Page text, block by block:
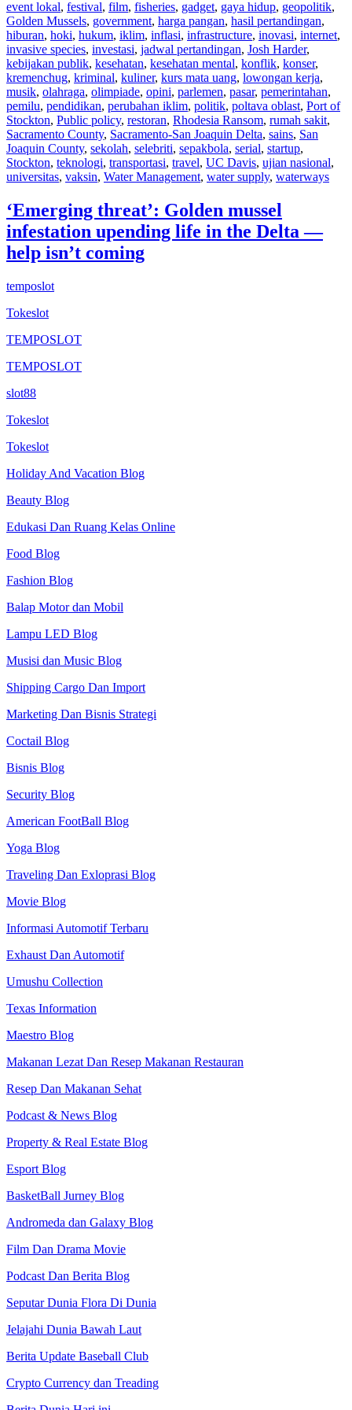
event lokal, festival, film, fisheries, gadget, gaya hidup, geopolitik,
Golden Mussels, government, harga pangan, hasil pertandingan,
hiburan, hoki, hukum, iklim, inflasi, infrastructure, inovasi, internet,
invasive species, investasi, jadwal pertandingan, Josh Harder,
kebijakan publik, kesehatan, kesehatan mental, konflik, konser,
kremenchug, kriminal, kuliner, kurs mata uang, lowongan kerja,
musik, olahraga, olimpiade, opini, parlemen, pasar, pemerintahan,
pemilu, pendidikan, perubahan iklim, politik, poltava oblast, Port of
Stockton, Public policy, restoran, Rhodesia Ransom, rumah sakit,
Sacramento County, Sacramento-San Joaquin Delta, sains, San
Joaquin County, sekolah, selebriti, sepakbola, serial, startup,
Stockton, teknologi, transportasi, travel, UC Davis, ujian nasional,
universitas, vaksin, Water Management, water supply, waterways
‘Emerging threat’: Golden mussel
infestation upending life in the Delta —
help isn’t coming
temposlot
Tokeslot
TEMPOSLOT
TEMPOSLOT
slot88
Tokeslot
Tokeslot
Holiday And Vacation Blog
Beauty Blog
Edukasi Dan Ruang Kelas Online
Food Blog
Fashion Blog
Balap Motor dan Mobil
Lampu LED Blog
Musisi dan Music Blog
Shipping Cargo Dan Import
Marketing Dan Bisnis Strategi
Coctail Blog
Bisnis Blog
Security Blog
American FootBall Blog
Yoga Blog
Traveling Dan Exloprasi Blog
Movie Blog
Informasi Automotif Terbaru
Exhaust Dan Automotif
Umushu Collection
Texas Information
Maestro Blog
Makanan Lezat Dan Resep Makanan Restauran
Resep Dan Makanan Sehat
Podcast & News Blog
Property & Real Estate Blog
Esport Blog
BasketBall Jurney Blog
Andromeda dan Galaxy Blog
Film Dan Drama Movie
Podcast Dan Berita Blog
Seputar Dunia Flora Di Dunia
Jelajahi Dunia Bawah Laut
Berita Update Baseball Club
Crypto Currency dan Treading